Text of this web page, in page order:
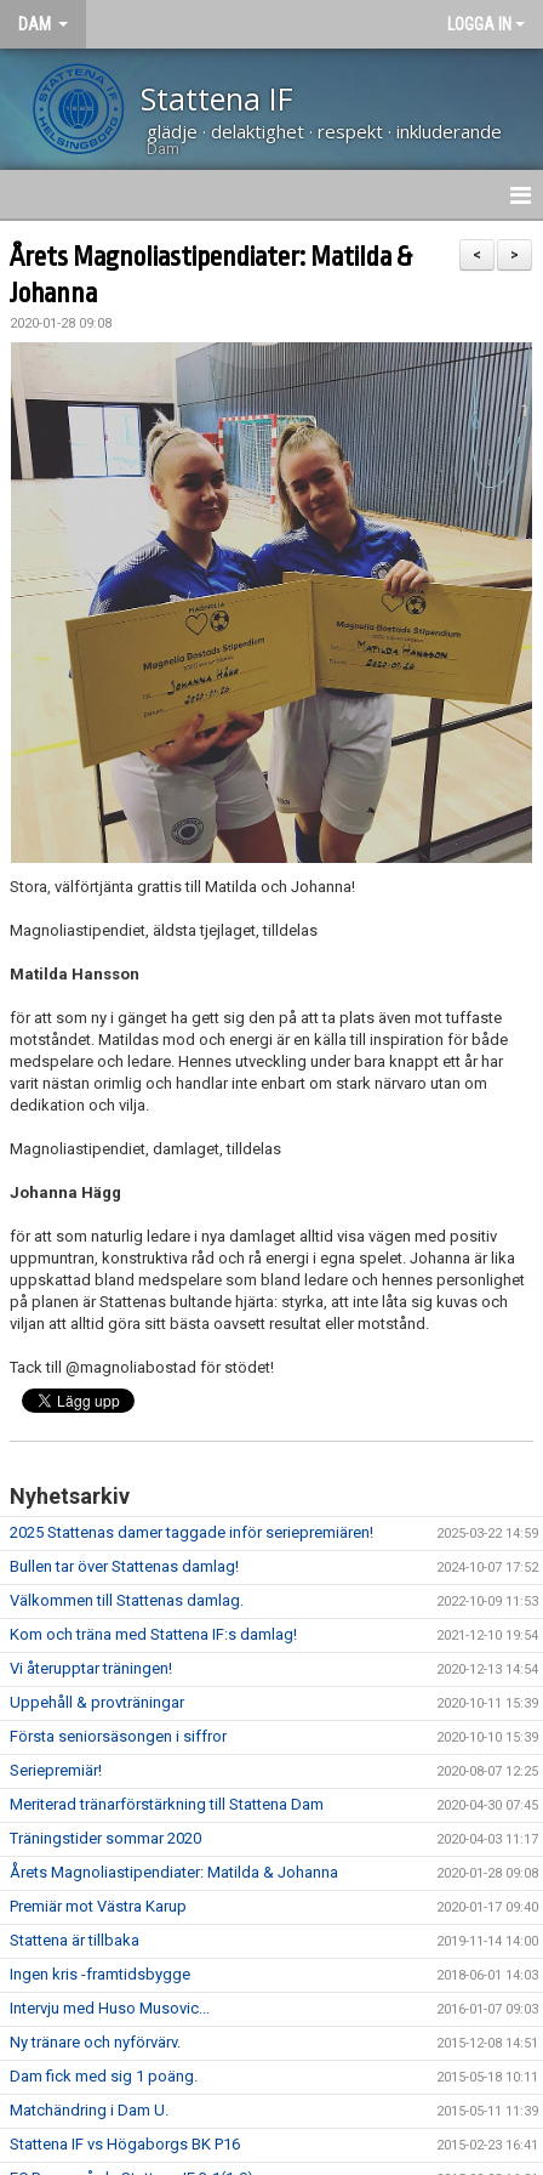
DAM LOGGA IN
Stattena IF
glädje · delaktighet · respekt · inkluderande
Dam
HEM
NYHETER
KALENDER
TRUPPEN
KONTAKT
MATCHER
>
<
Årets Magnoliastipendiater: Matilda &
Johanna
2020-01-28 09:08
Stora, välförtjänta grattis till Matilda och Johanna!
Magnoliastipendiet, äldsta tjejlaget, tilldelas
Matilda Hansson
för att som ny i gänget ha gett sig den på att ta plats även mot tuffaste
motståndet. Matildas mod och energi är en källa till inspiration för både
medspelare och ledare. Hennes utveckling under bara knappt ett år har
varit nästan orimlig och handlar inte enbart om stark närvaro utan om
dedikation och vilja.
Magnoliastipendiet, damlaget, tilldelas
Johanna Hägg
för att som naturlig ledare i nya damlaget alltid visa vägen med positiv
uppmuntran, konstruktiva råd och rå energi i egna spelet. Johanna är lika
uppskattad bland medspelare som bland ledare och hennes personlighet
på planen är Stattenas bultande hjärta: styrka, att inte låta sig kuvas och
viljan att alltid göra sitt bästa oavsett resultat eller motstånd.
Tack till @magnoliabostad för stödet!
Nyhetsarkiv
2025 Stattenas damer taggade inför seriepremiären! 2025-03-22 14:59
Bullen tar över Stattenas damlag! 2024-10-07 17:52
Välkommen till Stattenas damlag. 2022-10-09 11:53
Kom och träna med Stattena IF:s damlag! 2021-12-10 19:54
Vi återupptar träningen! 2020-12-13 14:54
Uppehåll & provträningar 2020-10-11 15:39
Första seniorsäsongen i siffror 2020-10-10 15:39
Seriepremiär! 2020-08-07 12:25
Meriterad tränarförstärkning till Stattena Dam 2020-04-30 07:45
Träningstider sommar 2020 2020-04-03 11:17
Årets Magnoliastipendiater: Matilda & Johanna 2020-01-28 09:08
Premiär mot Västra Karup 2020-01-17 09:40
Stattena är tillbaka 2019-11-14 14:00
Ingen kris -framtidsbygge 2018-06-01 14:03
Intervju med Huso Musovic... 2016-01-07 09:03
Ny tränare och nyförvärv. 2015-12-08 14:51
Dam fick med sig 1 poäng. 2015-05-18 10:11
Matchändring i Dam U. 2015-05-11 11:39
Stattena IF vs Högaborgs BK P16 2015-02-23 16:41